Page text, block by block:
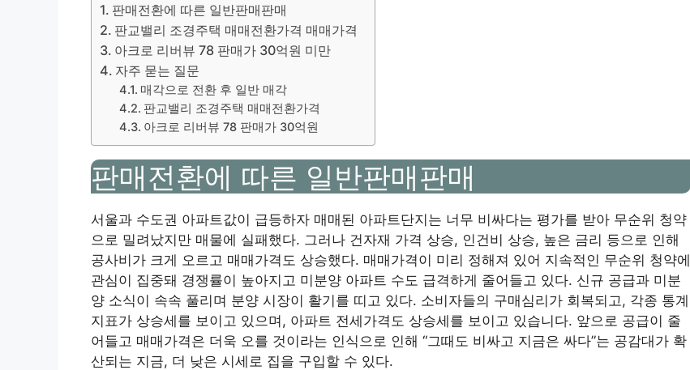
판매전환에 따른 일반판매판매
판교밸리 조경주택 매매전환가격 매매가격
아크로 리버뷰 78 판매가 30억원 미만
자주 묻는 질문
매각으로 전환 후 일반 매각
판교밸리 조경주택 매매전환가격
아크로 리버뷰 78 판매가 30억원
판매전환에 따른 일반판매판매
서울과 수도권 아파트값이 급등하자 매매된 아파트단지는 너무 비싸다는 평가를 받아 무순위 청약
으로 밀려났지만 매물에 실패했다. 그러나 건자재 가격 상승, 인건비 상승, 높은 금리 등으로 인해
공사비가 크게 오르고 매매가격도 상승했다. 매매가격이 미리 정해져 있어 지속적인 무순위 청약에
관심이 집중돼 경쟁률이 높아지고 미분양 아파트 수도 급격하게 줄어들고 있다. 신규 공급과 미분
양 소식이 속속 풀리며 분양 시장이 활기를 띠고 있다. 소비자들의 구매심리가 회복되고, 각종 통계
지표가 상승세를 보이고 있으며, 아파트 전세가격도 상승세를 보이고 있습니다. 앞으로 공급이 줄
어들고 매매가격은 더욱 오를 것이라는 인식으로 인해 “그때도 비싸고 지금은 싸다”는 공감대가 확
산되는 지금, 더 낮은 시세로 집을 구입할 수 있다.